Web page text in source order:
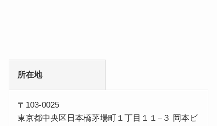
所在地
〒103-0025
東京都中央区日本橋茅場町１丁目１１−３ 岡本ビ